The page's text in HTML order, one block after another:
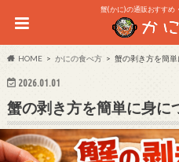
蟹(かに)の通販おすすめ
HOME かにの食べ方 蟹の剥き方を簡
2026.01.01
蟹の剥き方を簡単に身に